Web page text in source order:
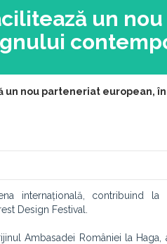
un
nou parteneriat european,
internațională, contribuind la
Design Festival.
Ambasadei României la Haga,